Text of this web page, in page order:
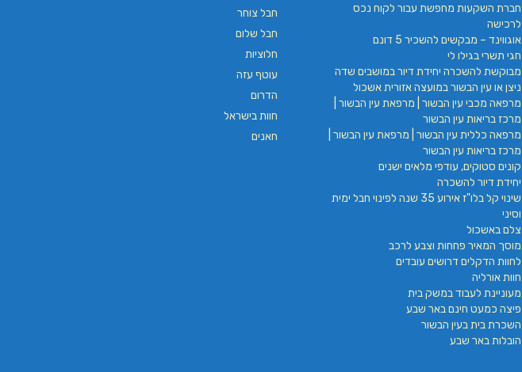
חבל צוחר
חבל שלום
חלוציות
עוטף עזה
הדרום
חוות בישראל
חאנים
חברת השקעות מחפשת עבור לקוח נכס
לרכישה
אוגווינד – מבקשים להשכיר 5 דונם
חגי תשרי בגילו לי
מבוקשת להשכרה יחידת דיור במושבים שדה
ניצן או עין הבשור במועצה אזורית אשכול
מרפאה מכבי עין הבשור | מרפאת עין הבשור |
מרכז בריאות עין הבשור
מרפאה כללית עין הבשור | מרפאת עין הבשור |
מרכז בריאות עין הבשור
קונים סטוקים, עודפי מלאים ישנים
יחידת דיור להשכרה
שינוי קל בלו"ז אירוע 35 שנה לפינוי חבל ימית
וסיני
צלם באשכול
מוסך המאיר פחחות וצבע לרכב
לחוות הדקלים דרושים עובדים
חוות אורליה
מעוניינת לעבוד במשק בית
פיצה כמעט חינם באר שבע
השכרת בית בעין הבשור
הובלות באר שבע